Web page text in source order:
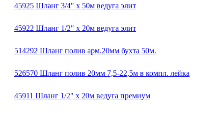
45925 Шланг 3/4" x 50м ведуга элит
45922 Шланг 1/2" x 20м ведуга элит
514292 Шланг полив арм.20мм бухта 50м.
526570 Шланг полив 20мм 7,5-22,5м в компл. лейка
45911 Шланг 1/2" x 20м ведуга премиум